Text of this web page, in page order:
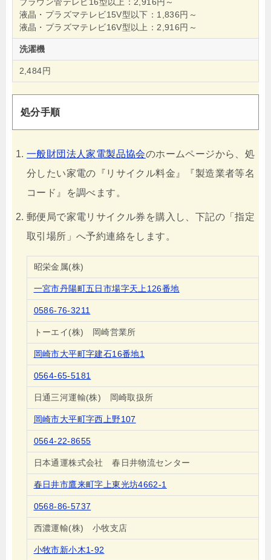
液晶・プラズマテレビ15V型以下：1,836円～
液晶・プラズマテレビ16V型以上：2,916円～
洗濯機
2,484円
処分手順
一般財団法人家電製品協会のホームページから、処
分したい家電の『リサイクル料金』『製造業者等名
コード』を調べます。
郵便局で家電リサイクル券を購入し、下記の「指定
取引場所」へ予約連絡をします。
昭栄金属(株)
一宮市丹陽町五日市場字天上126番地
0586-76-3211
トーエイ(株) 岡崎営業所
岡崎市大平町字建石16番地1
0564-65-5181
日通三河運輸(株) 岡崎取扱所
岡崎市大平町字西上野107
0564-22-8655
日本通運株式会社 春日井物流センター
春日井市鷹来町字上東光坊4662-1
0568-86-5737
西濃運輸(株) 小牧支店
小牧市新小木1-92